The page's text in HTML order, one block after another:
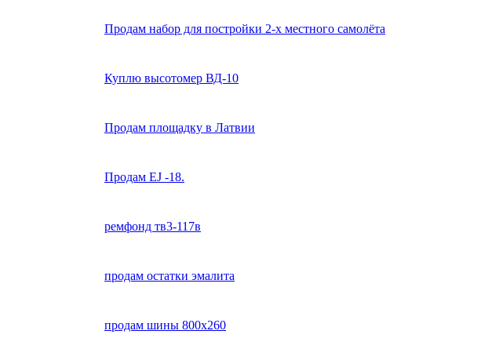
Продам набор для постройки 2-х местного самолёта
Куплю высотомер ВД-10
Продам площадку в Латвии
Продам EJ -18.
ремфонд тв3-117в
продам остатки эмалита
продам шины 800х260